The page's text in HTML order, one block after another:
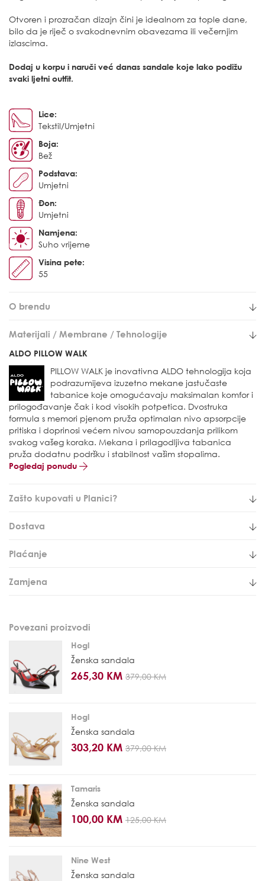
Otvoren i prozračan dizajn čini je idealnom za tople dane,
bilo da je riječ o svakodnevnim obavezama ili večernjim
izlascima.
Dodaj u korpu i naruči već danas sandale koje lako podižu
svaki ljetni outfit.
Lice:
Tekstil/Umjetni
Boja:
Bež
Podstava:
Umjetni
Đon:
Umjetni
Namjena:
Suho vrijeme
Visina pete:
55
O brendu
Materijali / Membrane / Tehnologije
ALDO PILLOW WALK
PILLOW WALK je inovativna ALDO tehnologija koja
podrazumijeva izuzetno mekane jastučaste
tabanice koje omogućavaju maksimalan komfor i
prilogođavanje čak i kod visokih potpetica. Dvostruka
formula s memori pjenom pruža optimalan nivo apsorpcije
pritiska i doprinosi većem nivou samopouzdanja prilikom
svakog vašeg koraka. Mekana i prilagodljiva tabanica
pruža dodatnu podršku i stabilnost vašim stopalima.
Pogledaj ponudu
Zašto kupovati u Planici?
Dostava
Plaćanje
Zamjena
Povezani proizvodi
Hogl
Ženska sandala
265,30 KM 379,00 KM
Hogl
Ženska sandala
303,20 KM 379,00 KM
Tamaris
Ženska sandala
100,00 KM 125,00 KM
Nine West
Ženska sandala